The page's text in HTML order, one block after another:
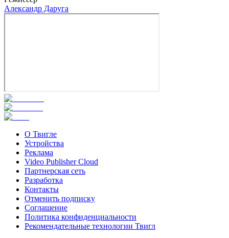
Александр Даруга
О Твигле
Устройства
Реклама
Video Publisher Cloud
Партнерская сеть
Разработка
Контакты
Отменить подписку
Соглашение
Политика конфиденциальности
Рекомендательные технологии Твигл